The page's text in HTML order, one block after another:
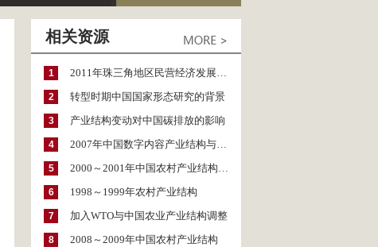
相关资源
1 2011年珠三角地区民营经济发展报告
2 转型时期中国国家形态研究的背景
3 产业结构变动对中国碳排放的影响
4 2007年中国数字内容产业结构与发展现状
5 2000～2001年中国农村产业结构变动与农民收入增长
6 1998～1999年农村产业结构
7 加入WTO与中国农业产业结构调整
8 2008～2009年中国农村产业结构